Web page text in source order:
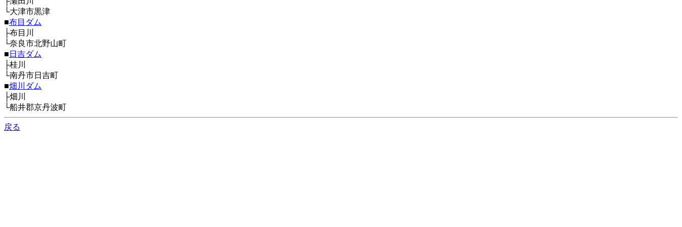
└大津市黒津
■布目ダム
├布目川
└奈良市北野山町
■ 日吉ダム
├桂川
└南丹市日吉町
■畑川ダム
├畑川
└船井郡京丹波町
戻る